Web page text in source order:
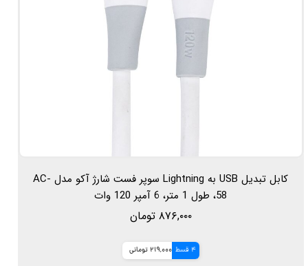
کابل تبدیل USB به Lightning سوپر فست شارژ آکو مدل AC-
58، طول 1 متر، 6 آمپر 120 وات
۸۷۶,۰۰۰ تومان
4 قسط 219,000 تومانی